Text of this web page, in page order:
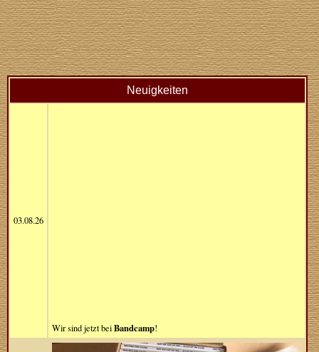
Neuigkeiten
03.08.26
Wir sind jetzt beiBandcamp!